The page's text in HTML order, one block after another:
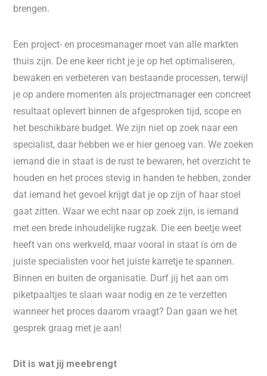
brengen.
Een project- en procesmanager moet van alle markten
thuis zijn. De ene keer richt je je op het optimaliseren,
bewaken en verbeteren van bestaande processen, terwijl
je op andere momenten als projectmanager een concreet
resultaat oplevert binnen de afgesproken tijd, scope en
het beschikbare budget. We zijn niet op zoek naar een
specialist, daar hebben we er hier genoeg van. We zoeken
iemand die in staat is de rust te bewaren, het overzicht te
houden en het proces stevig in handen te hebben, zonder
dat iemand het gevoel krijgt dat je op zijn of haar stoel
gaat zitten. Waar we echt naar op zoek zijn, is iemand
met een brede inhoudelijke rugzak. Die een beetje weet
heeft van ons werkveld, maar vooral in staat is om de
juiste specialisten voor het juiste karretje te spannen.
Binnen en buiten de organisatie. Durf jij het aan om
piketpaaltjes te slaan waar nodig en ze te verzetten
wanneer het proces daarom vraagt? Dan gaan we het
gesprek graag met je aan!
Dit is wat jij meebrengt